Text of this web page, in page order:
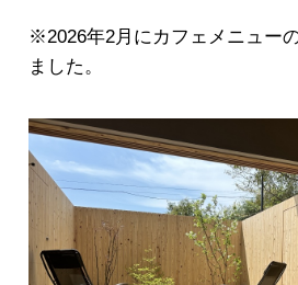
※2026年2月にカフェメニュー
ました。